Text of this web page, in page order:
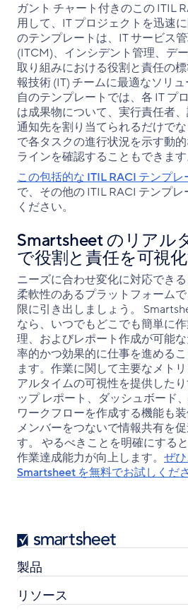
ガント チャート付きのこの ITIL
用して、IT プロジェクトを迅速
のテンプレートは、IT サービス
(ITCM)、インシデント管理、デ
取り組みにおける役割と責任の
報技術 (IT) チームに最適なソリ
自のテンプレートでは、各 IT プ
は成果物について、実行責任者、
通知先を割り当てられるだけで
で各タスクの進行状況を示す動
ラインを確認することもできます
この包括的な ITIL RACI テンプ
で、その他の ITIL RACI テンプ
ください。
Smartsheet のリアル
で役割と責任を可視
ニーズに合わせ変化に対応できる
柔軟性のあるプラットフォーム
限に引き出しましょう。
なら、いつでもどこでも簡単に
理、およびレポート作成が可能
率的かつ効果的に仕事を進める
ます。作業に関して主要なメト
アルタイムの可視性を提供した
ップ レポート、ダッシュボード
ワークフローを作成する機能も
メンバーをつないで情報共有を
す。 やるべきことを明確にする
作業達成能力が向上します。 ぜ
Smartsheet を無料でお試しくださ
Smartsheet
製品
リソース